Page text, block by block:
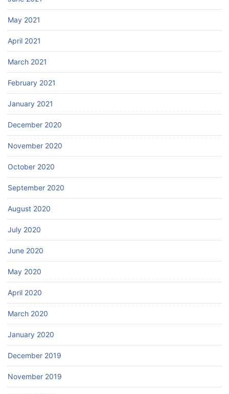
May 2021
April 2021
March 2021
February 2021
January 2021
December 2020
November 2020
October 2020
September 2020
August 2020
July 2020
June 2020
May 2020
April 2020
March 2020
January 2020
December 2019
November 2019